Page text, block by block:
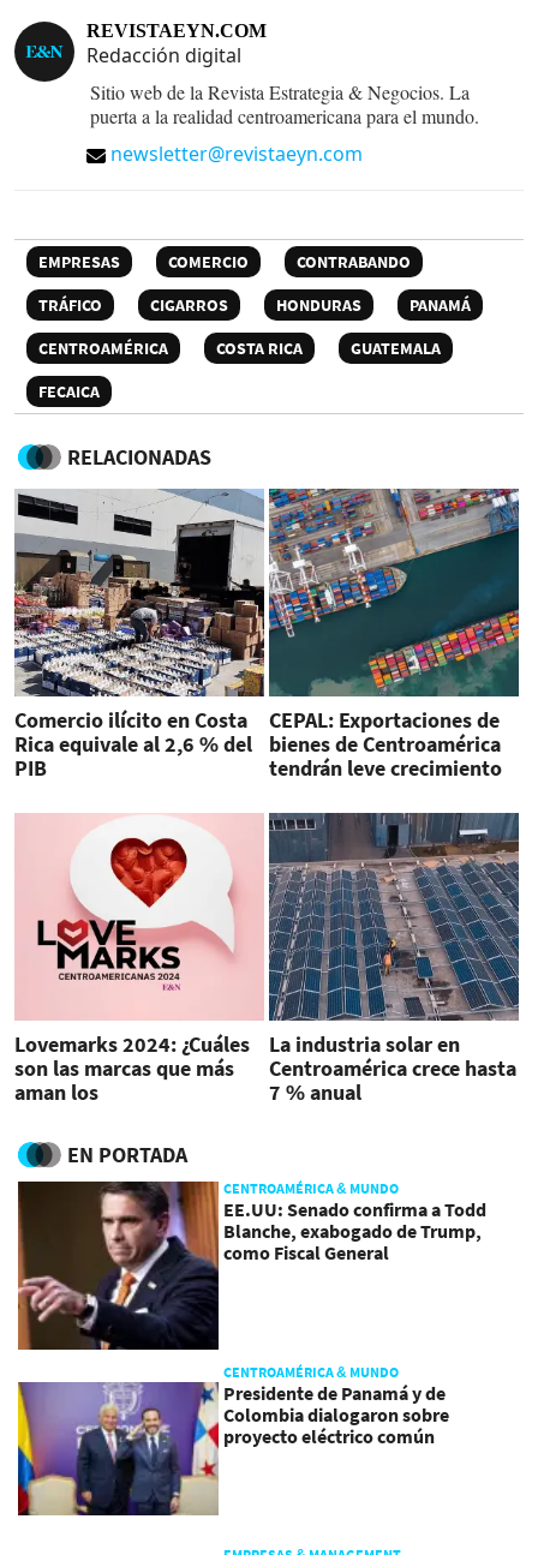
REVISTAEYN.COM
Redacción digital
Sitio web de la Revista Estrategia & Negocios. La
puerta a la realidad centroamericana para el mundo.
newsletter@revistaeyn.com
EMPRESAS COMERCIO
CONTRABANDO
TRÁFICO
CIGARROS HONDURAS
PANAMÁ
CENTROAMÉRICA
COSTA RICA
GUATEMALA
FECAICA
RELACIONADAS
Comercio ilícito en Costa
Rica equivale al 2,6 % del
PIB
CEPAL: Exportaciones de
bienes de Centroamérica
tendrán leve crecimiento
Lovemarks 2024: ¿Cuáles
son las marcas que más
aman los
La industria solar en
Centroamérica crece hasta
7 % anual
EN PORTADA
CENTROAMÉRICA & MUNDO
EE.UU: Senado confirma a Todd
Blanche, exabogado de Trump,
como Fiscal General
CENTROAMÉRICA & MUNDO
Presidente de Panamá y de
Colombia dialogaron sobre
proyecto eléctrico común